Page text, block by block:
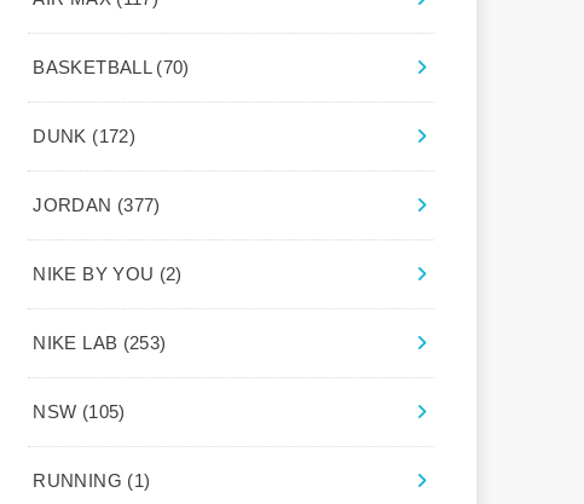
BASKETBALL (70)
DUNK (172)
JORDAN (377)
NIKE BY YOU (2)
NIKE LAB (253)
NSW (105)
RUNNING (1)